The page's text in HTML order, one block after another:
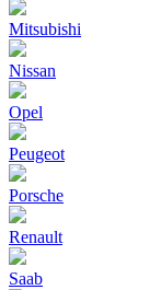
Mitsubishi
Nissan
Opel
Peugeot
Porsche
Renault
Saab